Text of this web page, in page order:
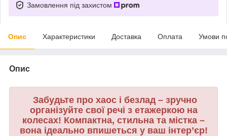
Замовлення під захистом
Опис Характеристики Доставка Оплата Умови
Опис
Забудьте про хаос і безлад – зручно
організуйте свої речі з етажеркою на
колесах! Компактна, стильна та містка –
вона ідеально впишеться у ваш інтер’єр!